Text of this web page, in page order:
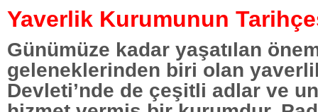
Yaverlik Kurumunun
Günümüze kadar yaşatılan
geleneklerinden biri olan
Devleti’nde de çeşitli adlar ve